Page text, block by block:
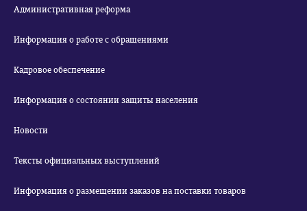
Административная реформа
Информация о работе с обращениями
Кадровое обеспечение
Информация о состоянии защиты населения
Новости
Тексты официальных выступлений
Информация о размещении заказов на поставки товаров